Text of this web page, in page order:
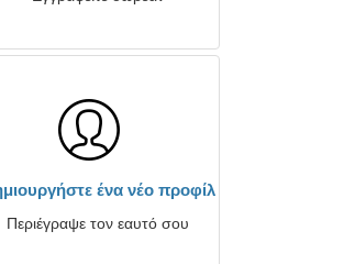
ένα νέο προφίλ
Περιέγραψε τον εαυτό σου